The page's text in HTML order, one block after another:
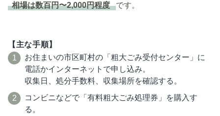
相場は数百円〜2,000円程度 です。
【主な手順】
お住まいの市区町村の「粗大ごみ受付センター」に
電話かインターネットで申し込み。
収集日、処分手数料、収集場所を確認する。
コンビニなどで「有料粗大ごみ処理券」を購入す
る。